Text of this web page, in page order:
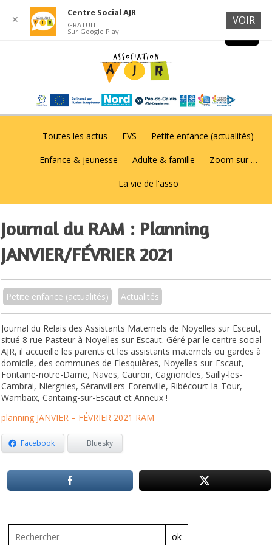
Toutes les actus EVS Petite enfance (actualités)
Enfance & jeunesse Adulte & famille Zoom sur …
La vie de l'asso
Journal du RAM : Planning
JANVIER/FÉVRIER 2021
Petite enfance (actualités) Actualités
Journal du Relais des Assistants Maternels de Noyelles sur Escaut,
situé 8 rue Pasteur à Noyelles sur Escaut. Géré par le centre social
AJR, il accueille les parents et les assistants maternels ou gardes à
domicile, des communes de Flesquières, Noyelles-sur-Escaut,
Fontaine-notre-Dame, Naves, Cauroir, Cagnoncles, Sailly-les-
Cambrai, Niergnies, Séranvillers-Forenville, Ribécourt-la-Tour,
Wambaix, Cantaing-sur-Escaut et Anneux !
planning JANVIER – FÉVRIER 2021 RAM
Facebook Bluesky
ok
✕
Centre Social AJR
GRATUIT
Sur Google Play
VOIR